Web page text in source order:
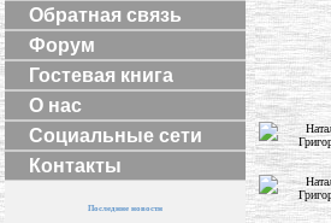
Обратная связь
Форум
Гостевая книга
О нас
Социальные сети
Контакты
Последние новости